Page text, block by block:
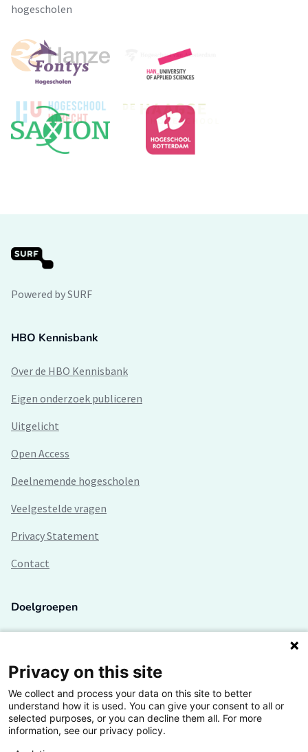
hogescholen
Powered by SURF
HBO Kennisbank
Over de HBO Kennisbank
Eigen onderzoek publiceren
Uitgelicht
Open Access
Deelnemende hogescholen
Veelgestelde vragen
Privacy Statement
Contact
Doelgroepen
Lectoren en onderzoekers
Bedrijven
Hogescholen
Privacy on this site
We collect and process your data on this site to better
understand how it is used. You can give your consent to all or
selected purposes, or you can decline them all. For more
information, see our privacy policy.